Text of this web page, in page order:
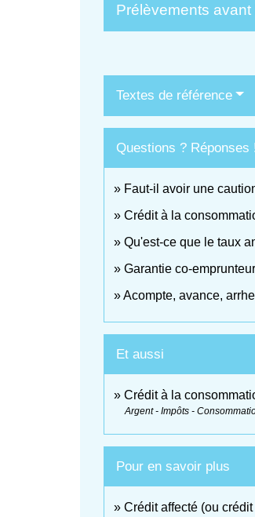
Prélèvements avant
Textes de référence
Questions ? Réponses !
Faut-il avoir une
Crédit à la
Qu'est-ce que le taux
Garantie co-
Acompte, avance,
Et aussi
Crédit à la
Argent - Impôts -
Pour en savoir plus
Crédit affecté (ou